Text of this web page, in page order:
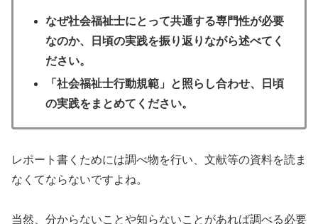
なぜ社会福祉士にとって共通する専門性が必要
なのか、日頃の実践を振り返りながら述べてく
ださい。
「社会福祉士行動規範」と照らし合わせ、日頃
の実践をまとめてください。
レポート書くためには調べ物を行い、文献等の資料を読ま
なくてならないですよね。
当然、分からないことや知らないことがあれば調べる必要